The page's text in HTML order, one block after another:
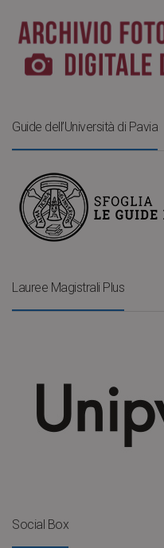
Guide dell’Università di Pavia
Lauree Magistrali Plus
Social Box